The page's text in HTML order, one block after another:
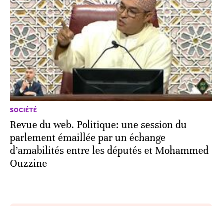
SOCIÉTÉ
Revue du web. Politique: une session du
parlement émaillée par un échange
d’amabilités entre les députés et Mohammed
Ouzzine